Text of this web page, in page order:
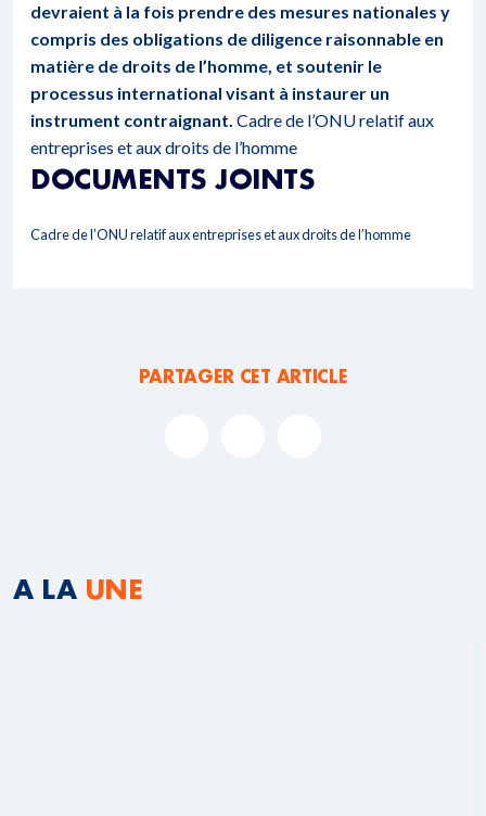
devraient à la fois prendre des mesures nationales y
compris des obligations de diligence raisonnable en
matière de droits de l’homme, et soutenir le
processus international visant à instaurer un
instrument contraignant. Cadre de l’ONU relatif aux
entreprises et aux droits de l’homme
DOCUMENTS JOINTS
Cadre de l’ONU relatif aux entreprises et aux droits de l’homme
PARTAGER CET ARTICLE
A LA UNE